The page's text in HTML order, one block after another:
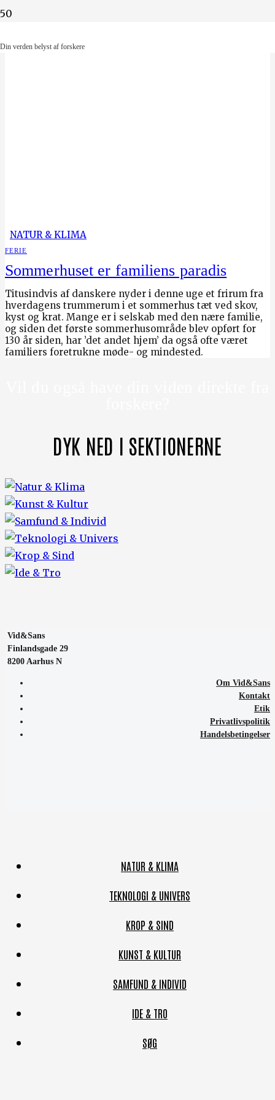
Din verden belyst af forskere
NATUR & KLIMA
FERIE
Sommerhuset er familiens paradis
Titusindvis af danskere nyder i denne uge et frirum fra
hverdagens trummerum i et sommerhus tæt ved skov,
kyst og krat. Mange er i selskab med den nære familie,
og siden det første sommerhusområde blev opført for
130 år siden, har ’det andet hjem’ da også ofte været
familiers foretrukne møde- og mindested.
DYK NED I SEKTIONERNE
Vid&Sans
Finlandsgade 29
8200 Aarhus N
Om Vid&Sans
Kontakt
Etik
Privatlivspolitik
Handelsbetingelser
NATUR & KLIMA
TEKNOLOGI & UNIVERS
KROP & SIND
KUNST & KULTUR
SAMFUND & INDIVID
IDE & TRO
SØG